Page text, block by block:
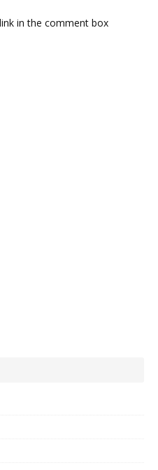
in the comment box